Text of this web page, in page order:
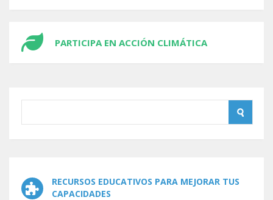
PARTICIPA EN ACCIÓN CLIMÁTICA
RECURSOS EDUCATIVOS PARA MEJORAR TUS
CAPACIDADES